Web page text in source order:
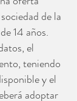
de la
14 años.
el
teniendo
y el
adoptar